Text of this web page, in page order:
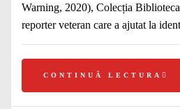
Warning, 2020), Colecția
reporter veteran care a ajutat la
CONTINUĂ LECTURA